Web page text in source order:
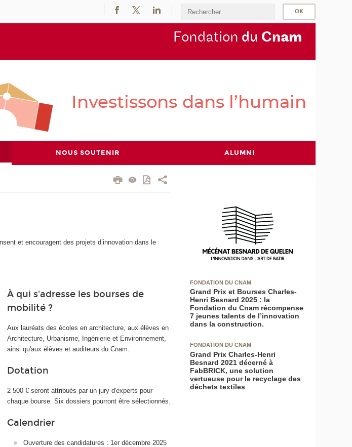
Fondation du Cnam
NOUS SOUTENIR ALUMNI
et encouragent des projets d’innovation dans le
À qui s'adresse les bourses de
mobilité ?
Aux lauréats des écoles en architecture, aux élèves en
Architecture, Urbanisme, Ingénierie et Environnement,
ainsi qu'aux élèves et auditeurs du Cnam.
Dotation
2 500 € seront attribués par un jury d'experts pour
chaque bourse. Six dossiers pourront être sélectionnés.
Calendrier
Ouverture des candidatures : 1er décembre 2025
FONDATION DU CNAM
Grand Prix et Bourses Charles-
Henri Besnard 2025 : la
Fondation du Cnam récompense
7 jeunes talents de l’innovation
dans la construction.
FONDATION DU CNAM
Grand Prix Charles-Henri
Besnard 2021 décerné à
FabBRICK, une solution
vertueuse pour le recyclage des
déchets textiles